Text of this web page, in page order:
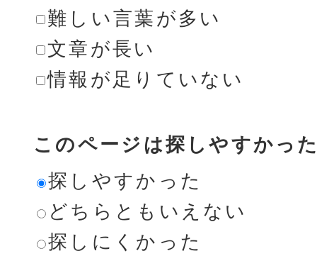
難しい言葉が多い
文章が長い
情報が足りていない
このページは探しやすかっ
探しやすかった
どちらともいえない
探しにくかった